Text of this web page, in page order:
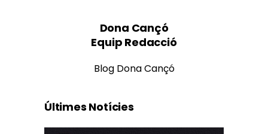
Dona Cançó
Equip Redacció
Blog Dona Cançó
Últimes Notícies